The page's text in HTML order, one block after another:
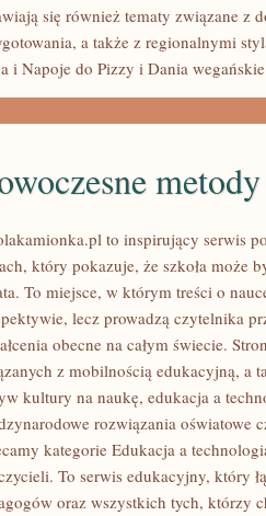
się również tematy związane z
a także z regionalnymi
i Napoje do Pizzy i Dania
to inspirujący serwis
który pokazuje, że szkoła może
To miejsce, w którym treści o
lecz prowadzą czytelnika
obecne na całym świecie.
z mobilnością edukacyjną, a
kultury na naukę, edukacja a
rozwiązania oświatowe
kategorie Edukacja a
To serwis edukacyjny, który
oraz wszystkich tych, którzy